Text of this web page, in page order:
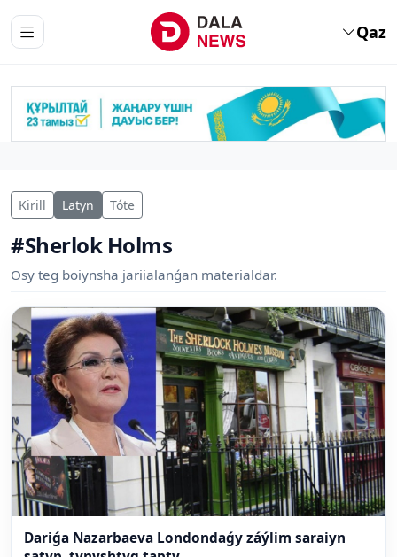
Qaz
Kirill Latyn Tóte
#Sherlok Holms
Osy teg boiynsha jariialanǵan materialdar.
Dariǵa Nazarbaeva Londondaǵy záýlim saraiyn